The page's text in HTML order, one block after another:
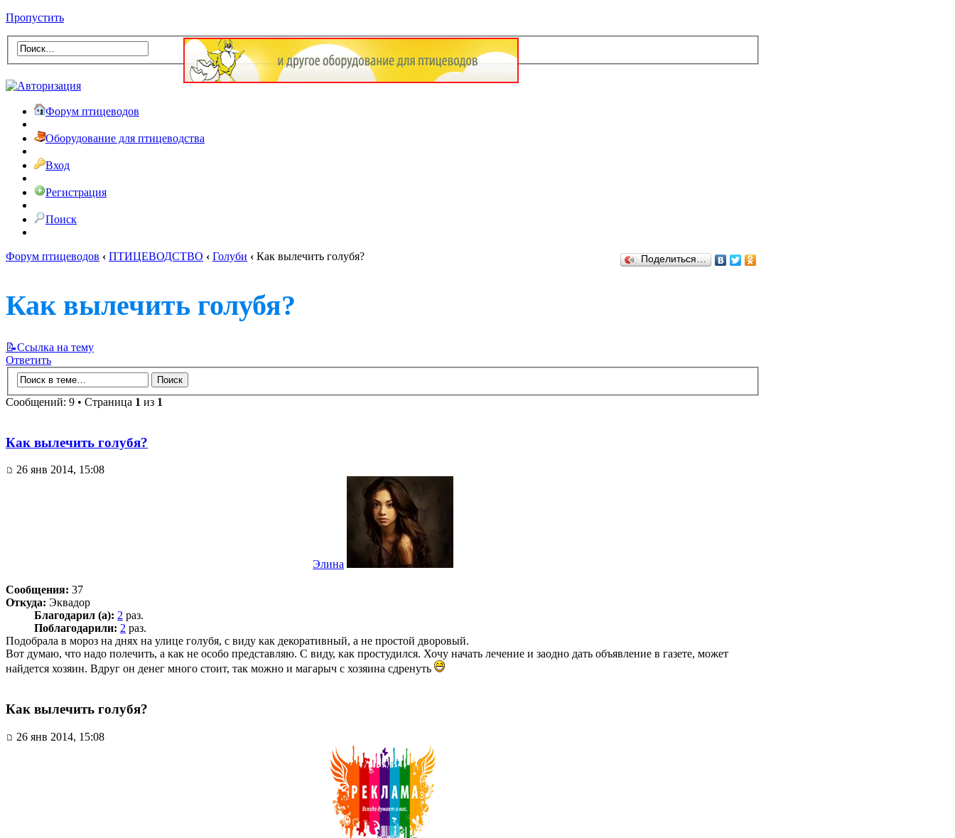
Пропустить
Форум птицеводов
Оборудование для птицеводства
Вход
Регистрация
Поиск
Форум птицеводов ‹ ПТИЦЕВОДСТВО ‹ Голуби ‹ Как вылечить голубя? Поделиться…
Как вылечить голубя?
📝Ссылка на тему
Ответить
Сообщений: 9 • Страница 1 из 1
Как вылечить голубя?
26 янв 2014, 15:08
Элина
Сообщения: 37
Откуда: Эквадор
Благодарил (а): 2 раз.
Поблагодарили: 2 раз.
Подобрала в мороз на днях на улице голубя, с виду как декоративный, а не простой дворовый.
Вот думаю, что надо полечить, а как не особо представляю. С виду, как простудился. Хочу начать лечение и заодно дать объявление в газете, может
найдется хозяин. Вдруг он денег много стоит, так можно и магарыч с хозяина сдренуть
Как вылечить голубя?
26 янв 2014, 15:08